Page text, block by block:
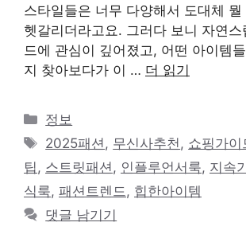
스타일들은 너무 다양해서 도대체 뭘
헷갈리더라고요. 그러다 보니 자연스
드에 관심이 깊어졌고, 어떤 아이템들
지 찾아보다가 이 … 더 읽기
카
테
리
정보
태
그
2025패션, 무신사추천, 쇼핑가이
팁, 스트릿패션, 인플루언서룩, 지속
식룩, 패션트렌드, 힙한아이템
댓글 남기기